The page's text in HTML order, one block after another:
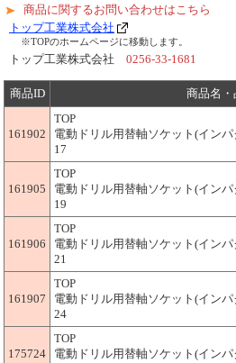
商品に関するお問い合わせはこちら
トップ工業株式会社
※TOPのホームページに移動します。
トップ工業株式会社 0256-33-1681
商品ID 商品名・
161902
TOP
電動ドリル用替軸ソケット(イン
17
161905
TOP
電動ドリル用替軸ソケット(イン
19
161906
TOP
電動ドリル用替軸ソケット(イン
21
161907
TOP
電動ドリル用替軸ソケット(イン
24
175724
TOP
電動ドリル用替軸ソケット(イン